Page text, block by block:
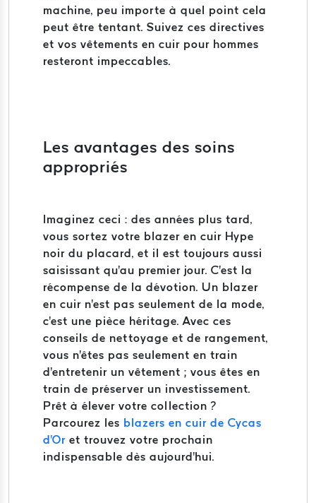
machine, peu importe à quel point cela
peut être tentant. Suivez ces directives
et vos vêtements en cuir pour hommes
resteront impeccables.
Les avantages des soins
appropriés
Imaginez ceci : des années plus tard,
vous sortez votre blazer en cuir Hype
noir du placard, et il est toujours aussi
saisissant qu'au premier jour. C'est la
récompense de la dévotion. Un blazer
en cuir n'est pas seulement de la mode,
c'est une pièce héritage. Avec ces
conseils de nettoyage et de rangement,
vous n'êtes pas seulement en train
d'entretenir un vêtement ; vous êtes en
train de préserver un investissement.
Prêt à élever votre collection ?
Parcourez les blazers en cuir de Cycas
d'Or et trouvez votre prochain
indispensable dès aujourd'hui.